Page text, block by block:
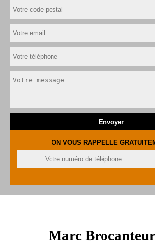
ON VOUS RAPPELLE
Marc